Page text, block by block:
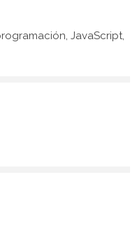
JavaScript,